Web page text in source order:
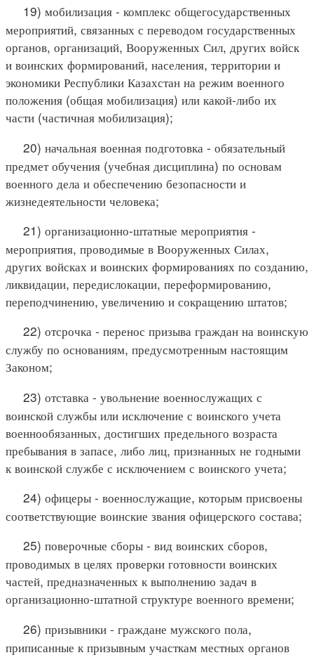
19) мобилизация - комплекс общегосударственных
мероприятий, связанных с переводом государственных
органов, организаций, Вооруженных Сил, других войск
и воинских формирований, населения, территории и
экономики Республики Казахстан на режим военного
положения (общая мобилизация) или какой-либо их
части (частичная мобилизация);
20) начальная военная подготовка - обязательный
предмет обучения (учебная дисциплина) по основам
военного дела и обеспечению безопасности и
жизнедеятельности человека;
21) организационно-штатные мероприятия -
мероприятия, проводимые в Вооруженных Силах,
других войсках и воинских формированиях по созданию,
ликвидации, передислокации, переформированию,
переподчинению, увеличению и сокращению штатов;
22) отсрочка - перенос призыва граждан на воинскую
службу по основаниям, предусмотренным настоящим
Законом;
23) отставка - увольнение военнослужащих с
воинской службы или исключение с воинского учета
военнообязанных, достигших предельного возраста
пребывания в запасе, либо лиц, признанных не годными
к воинской службе с исключением с воинского учета;
24) офицеры - военнослужащие, которым присвоены
соответствующие воинские звания офицерского состава;
25) поверочные сборы - вид воинских сборов,
проводимых в целях проверки готовности воинских
частей, предназначенных к выполнению задач в
организационно-штатной структуре военного времени;
26) призывники - граждане мужского пола,
приписанные к призывным участкам местных органов